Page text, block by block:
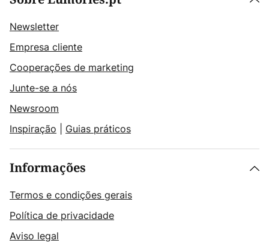
Newsletter
Empresa cliente
Cooperações de marketing
Junte-se a nós
Newsroom
Inspiração
Guias práticos
Informações
Termos e condições gerais
Política de privacidade
Aviso legal